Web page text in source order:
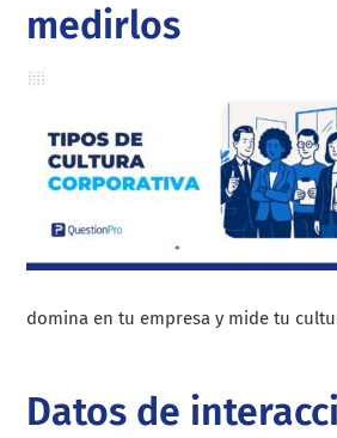
medirlos
domina en tu empresa y mide tu
Datos de